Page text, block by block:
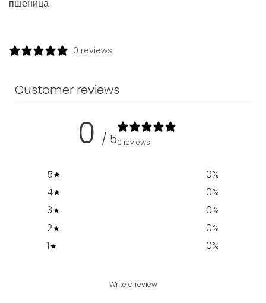
пшеница
0 reviews
Customer reviews
0 / 50 reviews
5 0%
4
0%
3
0%
2
0%
1
0%
Write a review